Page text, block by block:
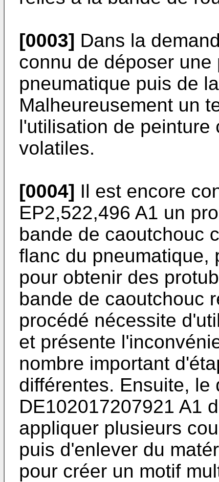
[0003] Dans la
connu de déposer une
pneumatique puis de
Malheureusement un
l'utilisation de
volatiles.
[0004] Il est encore
EP2,522,496 A1 un
bande de caoutchouc
flanc du pneumatique,
pour obtenir des
bande de caoutchouc
procédé nécessite
et présente
nombre important
différentes. Ensuite, le
DE102017207921 A1
appliquer plusieurs
puis d'enlever du
pour créer un motif